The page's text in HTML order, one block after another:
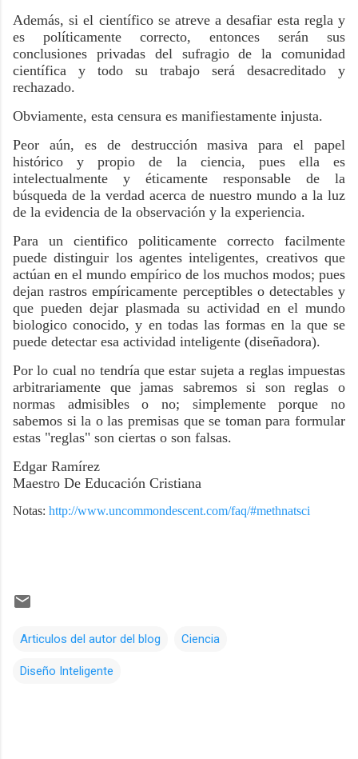
Además, si el científico se atreve a desafiar esta regla y
es políticamente correcto, entonces serán sus
conclusiones privadas del sufragio de la comunidad
científica y todo su trabajo será desacreditado y
rechazado.
Obviamente, esta censura es manifiestamente injusta.
Peor aún, es de destrucción masiva para el papel
histórico y propio de la ciencia, pues ella es
intelectualmente y éticamente responsable de la
búsqueda de la verdad acerca de nuestro mundo a la luz
de la evidencia de la observación y la experiencia.
Para un cientifico politicamente correcto facilmente
puede distinguir los agentes inteligentes, creativos que
actúan en el mundo empírico de los muchos modos; pues
dejan rastros empíricamente perceptibles o detectables y
que pueden dejar plasmada su actividad en el mundo
biologico conocido, y en todas las formas en la que se
puede detectar esa actividad inteligente (diseñadora).
Por lo cual no tendría que estar sujeta a reglas impuestas
arbitrariamente que jamas sabremos si son reglas o
normas admisibles o no; simplemente porque no
sabemos si la o las premisas que se toman para formular
estas "reglas" son ciertas o son falsas.
Edgar Ramírez
Maestro De Educación Cristiana
Notas: http://www.uncommondescent.com/faq/#methnatsci
Articulos del autor del blog Ciencia
Diseño Inteligente